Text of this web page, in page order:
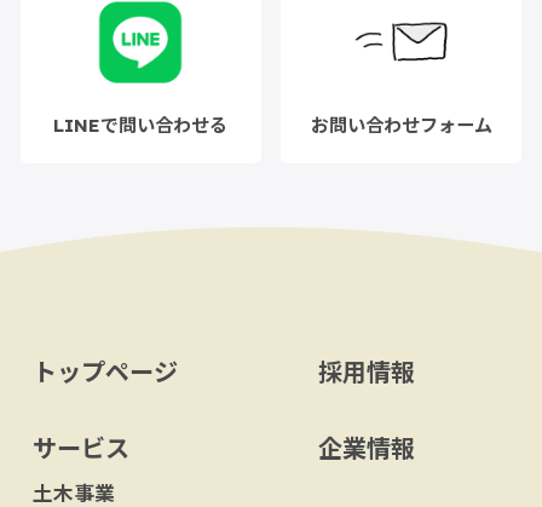
LINEで問い合わせる お問い合わせフォーム
トップページ
サービス
土木事業
採用情報
企業情報